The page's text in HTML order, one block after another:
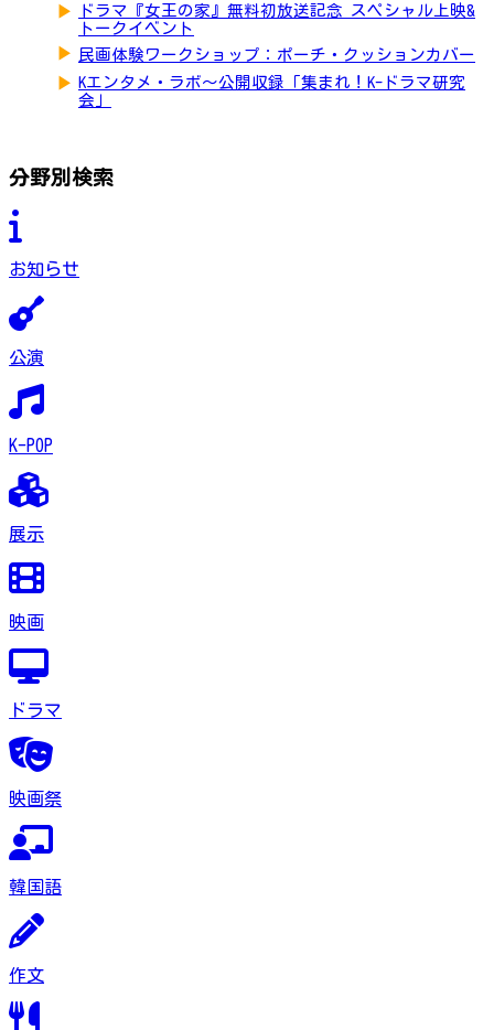
▶
ドラマ『女王の家』無料初放送記念 スペシャル上映&
トークイベント
▶ 民画体験ワークショップ：ポーチ・クッションカバー
▶ Kエンタメ・ラボ～公開収録「集まれ！K-ドラマ研究
会」
分野別検索
お知らせ
公演
K-POP
展示
映画
ドラマ
映画祭
韓国語
作文